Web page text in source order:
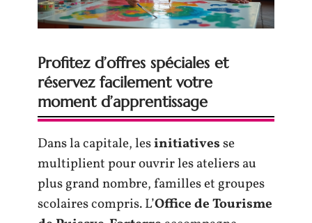
Profitez d’offres spéciales et
réservez facilement votre
moment d’apprentissage
Dans la capitale, lesinitiativesse
multiplient pour ouvrir les ateliers au
plus grand nombre, familles et groupes
scolaires compris. L’Office de Tourisme